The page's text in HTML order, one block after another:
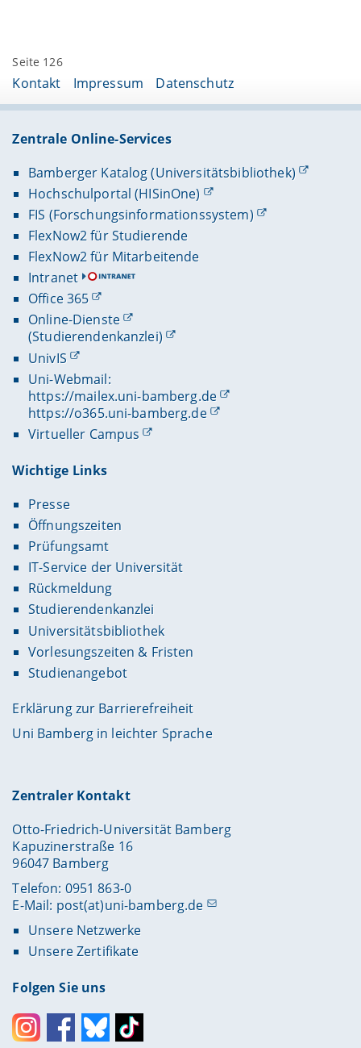
Seite 126
Kontakt Impressum Datenschutz
Zentrale Online-Services
Bamberger Katalog (Universitätsbibliothek)
Hochschulportal (HISinOne)
FIS (Forschungsinformationssystem)
FlexNow2 für Studierende
FlexNow2 für Mitarbeitende
Intranet
Office 365
Online-Dienste
(Studierendenkanzlei)
UnivIS
Uni-Webmail:
https://mailex.uni-bamberg.de
https://o365.uni-bamberg.de
Virtueller Campus
Wichtige Links
Presse
Öffnungszeiten
Prüfungsamt
IT-Service der Universität
Rückmeldung
Studierendenkanzlei
Universitätsbibliothek
Vorlesungszeiten & Fristen
Studienangebot
Erklärung zur Barrierefreiheit
Uni Bamberg in leichter Sprache
Zentraler Kontakt
Otto-Friedrich-Universität Bamberg
Kapuzinerstraße 16
96047 Bamberg
Telefon: 0951 863-0
E-Mail: post(at)uni-bamberg.de
Unsere Netzwerke
Unsere Zertifikate
Folgen Sie uns